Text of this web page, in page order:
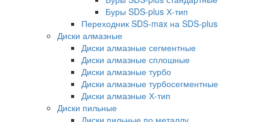
Буры SDS-plus Х-тип
Переходник SDS-max на SDS-plus
Диски алмазные
Диски алмазные сегментные
Диски алмазные сплошные
Диски алмазные турбо
Диски алмазные турбосегментные
Диски алмазные Х-тип
Диски пильные
Диски пильные по металлу